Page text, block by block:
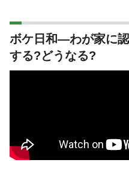
ボケ日和―わが家に
する?どうなる?